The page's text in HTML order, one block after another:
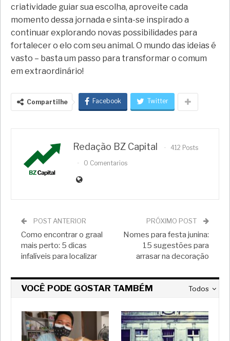
criatividade guiar sua escolha, aproveite cada
momento dessa jornada e sinta-se inspirado a
continuar explorando novas possibilidades para
fortalecer o elo com seu animal. O mundo das ideias é
vasto – basta um passo para transformar o comum
em extraordinário!
Compartilhe Facebook Twitter
Redação BZ Capital
412 Posts
0 Comentarios
POST ANTERIOR
Como encontrar o graal
mais perto: 5 dicas
infalíveis para localizar
PRÓXIMO POST
Nomes para festa junina:
15 sugestões para
arrasar na decoração
Todos
VOCÊ PODE GOSTAR TAMBÉM